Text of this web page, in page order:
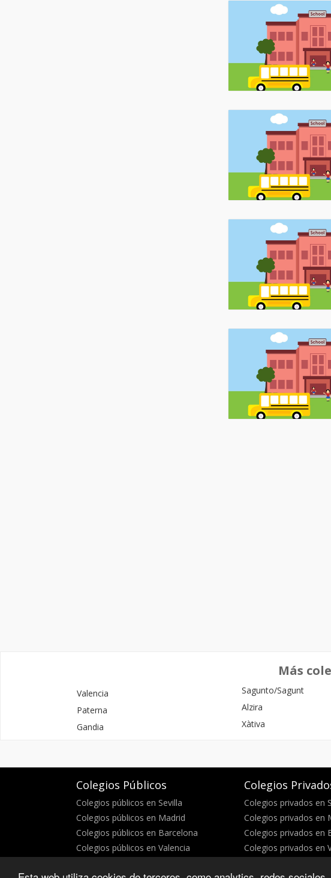
Más
Valencia
Paterna
Gandia
Sagunto/Sagunt
Alzira
Xàtiva
Colegios Públicos
Colegios públicos en Sevilla
Colegios públicos en Madrid
Colegios públicos en Barcelona
Colegios públicos en Valencia
Colegios
Colegios privados en
Colegios privados en
Colegios privados en
Colegios privados en